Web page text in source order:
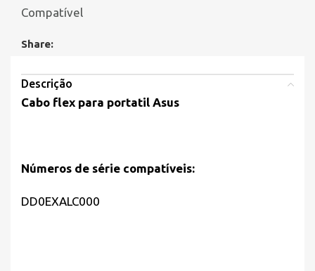
Compatível
Share:
Descrição
Cabo flex para portatil Asus
Números de série compatíveis:
DD0EXALC000